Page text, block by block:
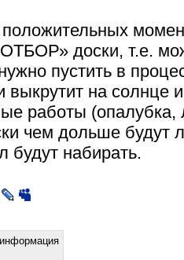
положительных
доски, т.е.
пустить в
выкрутит на солнце
работы
чем дольше будут
будут набирать.